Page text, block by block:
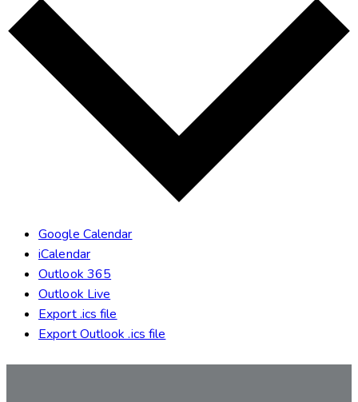
Google Calendar
iCalendar
Outlook 365
Outlook Live
Export .ics file
Export Outlook .ics file